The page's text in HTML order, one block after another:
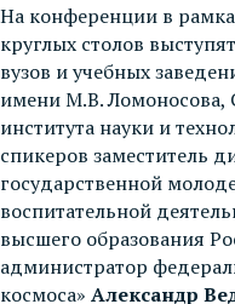
На конференции в
круглых столов
вузов и учебных
имени М.В.
института науки и
спикеров заместитель
государственной
воспитательной
высшего образования
администратор
космоса» Александр